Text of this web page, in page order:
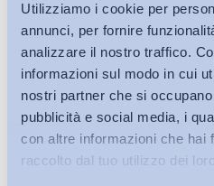
Utilizziamo i cookie per
annunci, per fornire
analizzare il nostro traffico.
informazioni sul modo in cui
nostri partner che si
pubblicità e social media, i
con altre informazioni che hai
raccolto dal tuo utilizzo dei
avviati. In Piemonte, in realtà, i
domani, ma occorre dire che in
svolto un primo lavoro di
e le opportunità sul territorio. In
record di adesioni al progetto:
convocazioni per i colloqui